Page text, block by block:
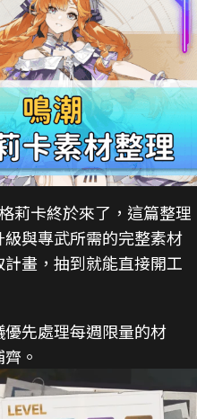
莉卡終於來了，這篇整理
與專武所需的完整素材
畫，抽到就能直接開工
先處理每週限量的材
。